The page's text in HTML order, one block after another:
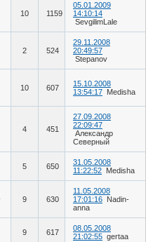
10 1159
05.01.2009
14:10:14
SevgilimLale
2 524
29.11.2008
20:49:57
Stepanov
10 607
15.10.2008
13:54:17 Medisha
4 451
27.09.2008
22:09:47
Александр
Северный
5 650
31.05.2008
11:22:52 Medisha
9 630
11.05.2008
17:01:16 Nadin-
anna
9 617
08.05.2008
21:02:55 gertaa